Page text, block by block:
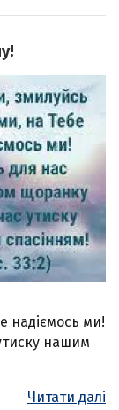
надіємось ми!
нашим
Читати далі